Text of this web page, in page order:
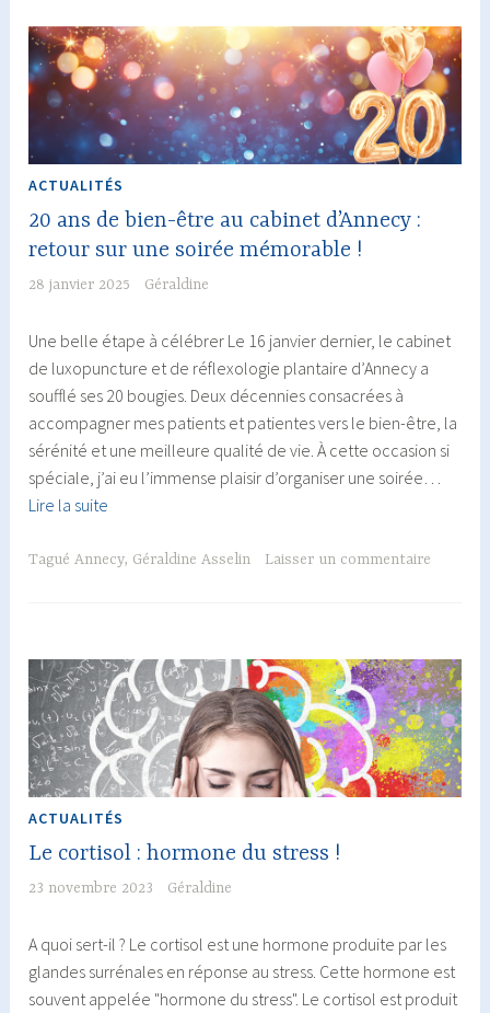
naturellement
ACTUALITÉS
20 ans de bien-être au cabinet d’Annecy :
retour sur une soirée mémorable !
28 janvier 2025 Géraldine
Une belle étape à célébrer Le 16 janvier dernier, le cabinet
de luxopuncture et de réflexologie plantaire d’Annecy a
soufflé ses 20 bougies. Deux décennies consacrées à
accompagner mes patients et patientes vers le bien-être, la
sérénité et une meilleure qualité de vie. À cette occasion si
spéciale, j’ai eu l’immense plaisir d’organiser une soirée…
Lire la suite
de
cabinet
d’Annecy
:
retour
sur
une
mémorable
!
TaguéAnnecy, Géraldine Asselin Laisser un commentaire
ACTUALITÉS
Le cortisol : hormone du stress !
23 novembre 2023 Géraldine
A quoi sert-il ? Le cortisol est une hormone produite par les
glandes surrénales en réponse au stress. Cette hormone est
souvent appelée "hormone du stress". Le cortisol est produit